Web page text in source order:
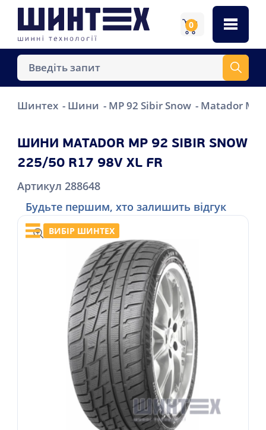
0
Шинтех Шини MP 92 Sibir Snow Matador MP
ШИНИ MATADOR MP 92 SIBIR SNOW
225/50 R17 98V XL FR
Артикул 288648
Будьте першим, хто залишить відгук
ВИБІР ШИНТЕХ